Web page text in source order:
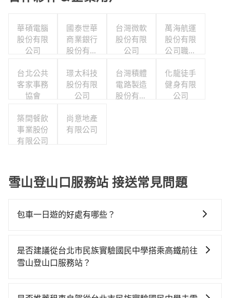
華碩電腦
股份有限
公司
國泰世華
商業銀行
股份有限
台灣微軟
股份有限
公司
萬海航運
股份有限
公司職工
會
台北公共
客家事務
協會
璟太科技
股份有限
公司
台灣積體
電路製造
股份有限
化龍徒手
健身有限
公司
築間餐飲
事業股份
有限公司
尚意地產
有限公司
雪山登山口服務站 接送常見問題
包車一日遊的好處有哪些？
願和需要來安排行程，其次，包車可以讓您更加深入地
體驗當地文化和風土人情，此外，包車還可以省去您自
是否建議從台北市民族實驗國民中學搭乘高鐵前往
雪山登山口服務站？